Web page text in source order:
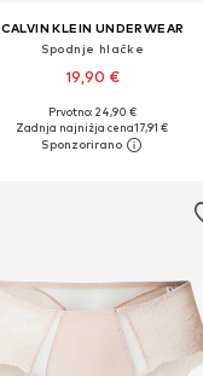
CALVIN KLEIN UNDERWEAR
Spodnje hlačke
19,90 €
+ 1
Razpoložljive velikosti: S, M, L
Dodaj v košarico
Prvotno: 24,90 €
Zadnja najnižja cena17,91 €